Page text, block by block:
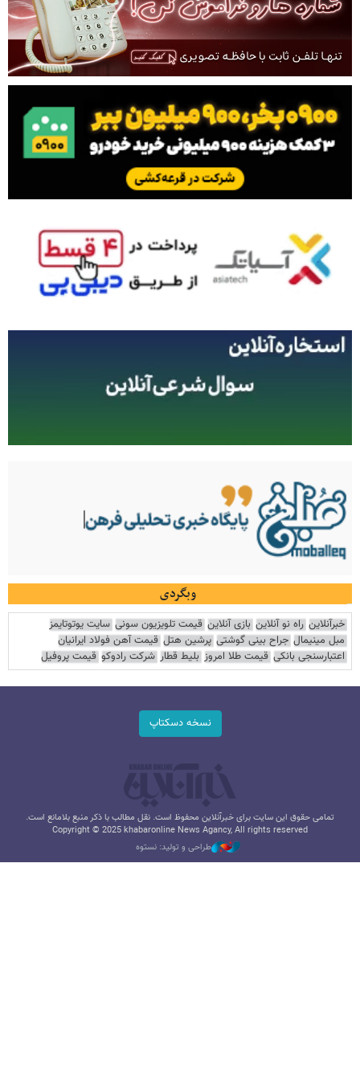
وبگردی
خبرآنلاین راه نو آنلاین بازی آنلاین قیمت تلویزیون سونی سایت یوتوتایمز
مبل مینیمال جراح بینی گوشتی پرشین هتل قیمت آهن فولاد ایرانیان
اعتبارسنجی بانکی قیمت طلا امروز بلیط قطار شرکت رادوکو قیمت پروفیل
نسخه دسکتاپ
تمامی حقوق این سایت برای خبرآنلاین محفوظ است. نقل مطالب با ذکر منبع بلامانع است.
Copyright © 2025 khabaronline News Agancy, All rights reserved
طراحی و تولید: نستوه